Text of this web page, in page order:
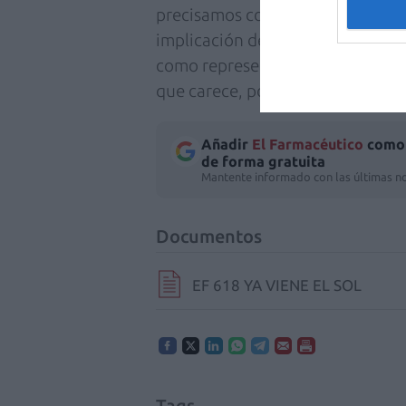
precisamos como especie para
implicación de los
como representantes y
que carece, por muy utópico
Añadir El Farmacéutico
de forma gratuita
Mantente informado con las últimas
Documentos
EF 618 YA VIENE EL SOL